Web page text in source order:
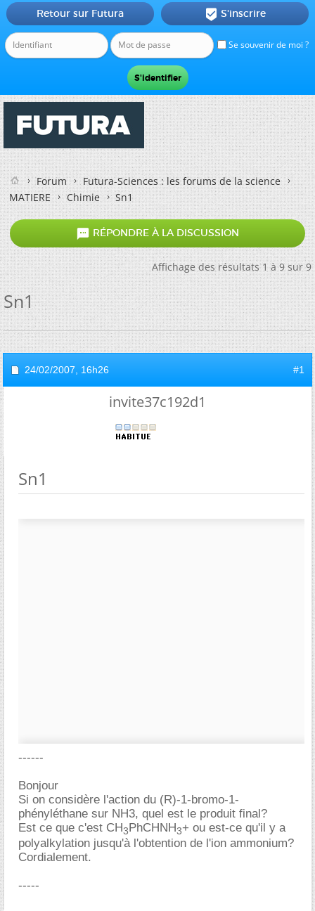
Se souvenir de moi ?
Retour sur Futura  S'inscrire
Forum
Futura-Sciences : les forums de la science
MATIERE
Chimie Sn1
 RÉPONDRE À LA DISCUSSION
Affichage des résultats 1 à 9 sur 9
Sn1
24/02/2007, 16h26 #1
invite37c192d1
Sn1
------
Bonjour
Si on considère l'action du (R)-1-bromo-1-
phényléthane sur NH3, quel est le produit final?
Est ce que c'est CH3PhCHNH3+ ou est-ce qu'il y a
polyalkylation jusqu'à l'obtention de l'ion ammonium?
Cordialement.
-----